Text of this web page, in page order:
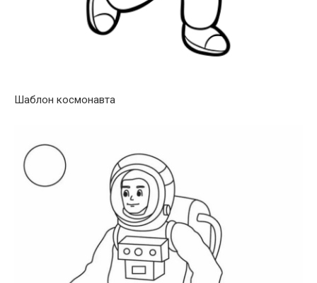
Шаблон космонавта